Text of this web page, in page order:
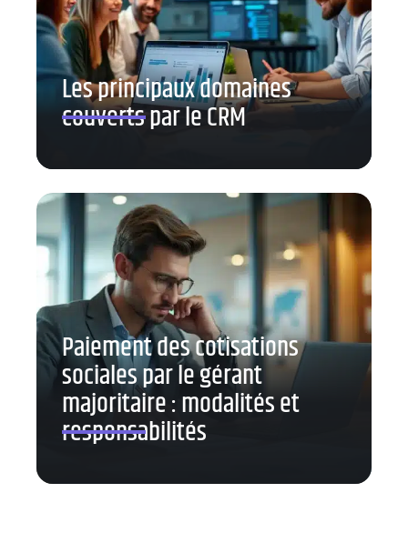
Les principaux domaines
couverts par le CRM
Paiement des cotisations
sociales par le gérant
majoritaire : modalités et
responsabilités